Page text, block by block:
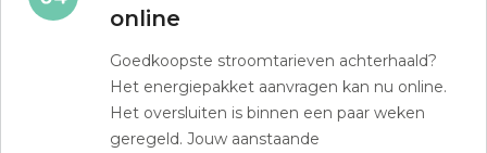
online
Goedkoopste stroomtarieven achterhaald?
Het energiepakket aanvragen kan nu online.
Het oversluiten is binnen een paar weken
geregeld. Jouw aanstaande